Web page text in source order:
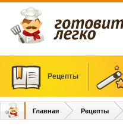
Рецепты
Главная Рецепты